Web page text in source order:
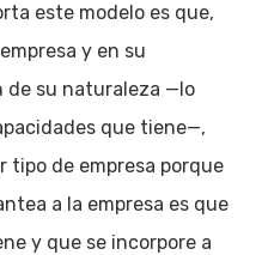
este modelo es que,
y en su
de su naturaleza —lo
que tiene—,
tipo de empresa porque
a la empresa es que
y que se incorpore a